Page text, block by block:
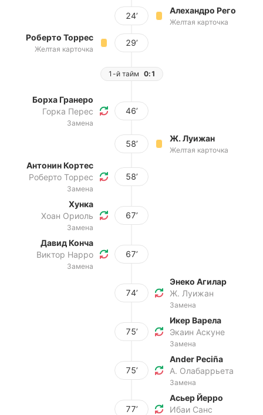
24’
Алехандро Рего
Желтая карточка
Роберто Торрес
Желтая карточка
29’
1-й тайм 0:1
Борха Гранеро
Горка Перес
Замена
46’
58’
Ж. Луижан
Желтая карточка
Антонин Кортес
Роберто Торрес
Замена
58’
Хунка
Хоан Ориоль
Замена
67’
Давид Конча
Виктор Нарро
Замена
67’
74’
Энеко Агилар
Ж. Луижан
Замена
75’
Икер Варела
Экаин Аскуне
Замена
75’
Ander Peciña
А. Олабаррьета
Замена
77’
Асьер Йерро
Ибаи Санс